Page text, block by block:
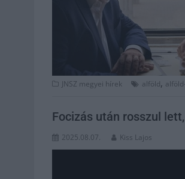
JNSZ megyei hírek alföld,
Focizás után rosszul
2025.08.07. Kiss Lajos